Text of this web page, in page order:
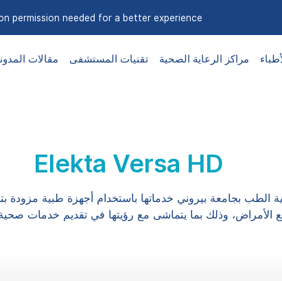
permission needed for a better experience.
مراكز الرعاية الصحية تقنيات المستشفى مقالات
Elekta Versa HD
الطب بجامعة بيروني خدماتها باستخدام أجهزة طبية مزودة
الأمراض، وذلك بما يتماشى مع رؤيتها في تقديم خدمات صحية